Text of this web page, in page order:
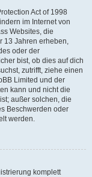
Act of 1998
im Internet von
Websites, die
13 Jahren erheben,
oder der
bist, ob dies auf dich
zutrifft, ziehe einen
Limited und der
kann und nicht die
außer solchen, die
Beschwerden oder
werden.
komplett